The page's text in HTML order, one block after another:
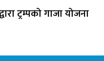
ट्रम्पको गाजा योजना